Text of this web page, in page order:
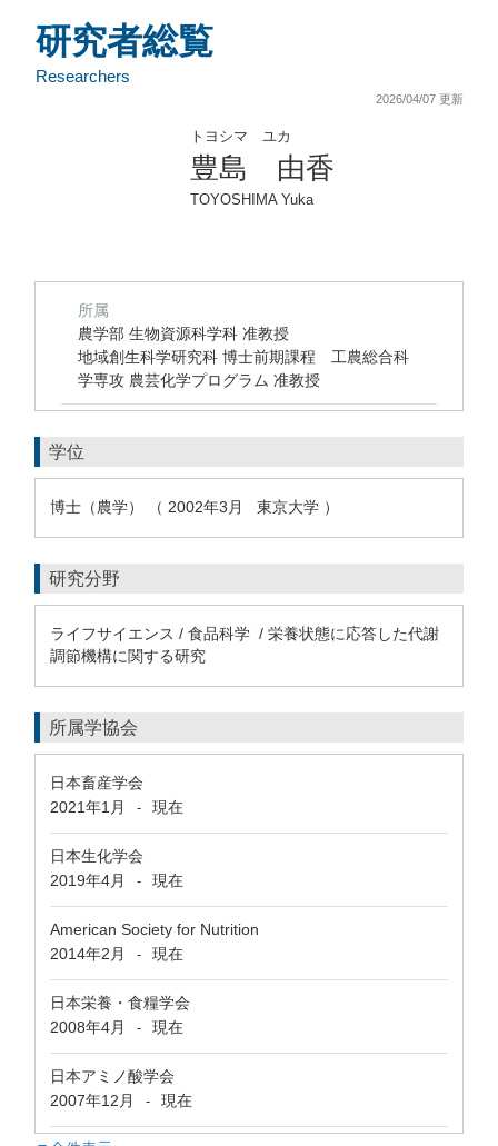
研究者総覧
Researchers
2026/04/07 更新
トヨシマ ユカ
豊島 由香
TOYOSHIMA Yuka
所属
農学部 生物資源科学科 准教授
地域創生科学研究科 博士前期課程 工農総合科
学専攻 農芸化学プログラム 准教授
学位
博士（農学） （ 2002年3月 東京大学 ）
研究分野
ライフサイエンス / 食品科学 / 栄養状態に応答した代謝
調節機構に関する研究
所属学協会
日本畜産学会
2021年1月
- 現在
日本生化学会
2019年4月
- 現在
American Society for Nutrition
2014年2月
- 現在
日本栄養・食糧学会
2008年4月
- 現在
日本アミノ酸学会
2007年12月
- 現在